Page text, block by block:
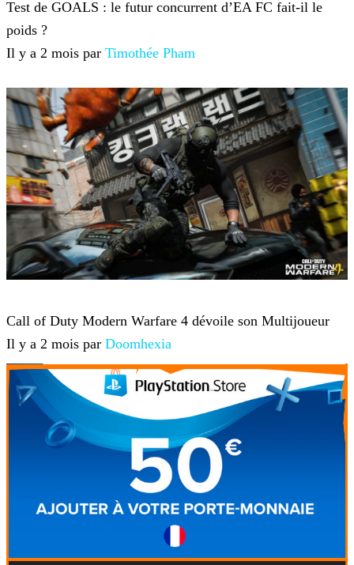
Test de GOALS : le futur concurrent d’EA FC fait-il le
poids ?
Il y a 2 mois par Timothée Pham
Call of Duty Modern Warfare 4 dévoile son Multijoueur
Il y a 2 mois par Doomhexia